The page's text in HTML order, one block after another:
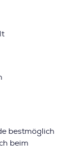
bestmöglich
beim